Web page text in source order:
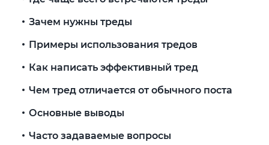
Зачем нужны треды
Примеры использования тредов
Как написать эффективный тред
Чем тред отличается от обычного поста
Основные выводы
Часто задаваемые вопросы